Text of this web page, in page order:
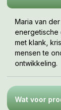
Maria van
energetische
met klank,
mensen te
ontwikkeling.
Wat voor